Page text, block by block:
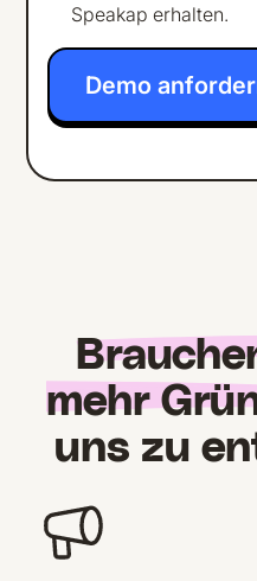
Speakap erhalten.
mehr
uns zu